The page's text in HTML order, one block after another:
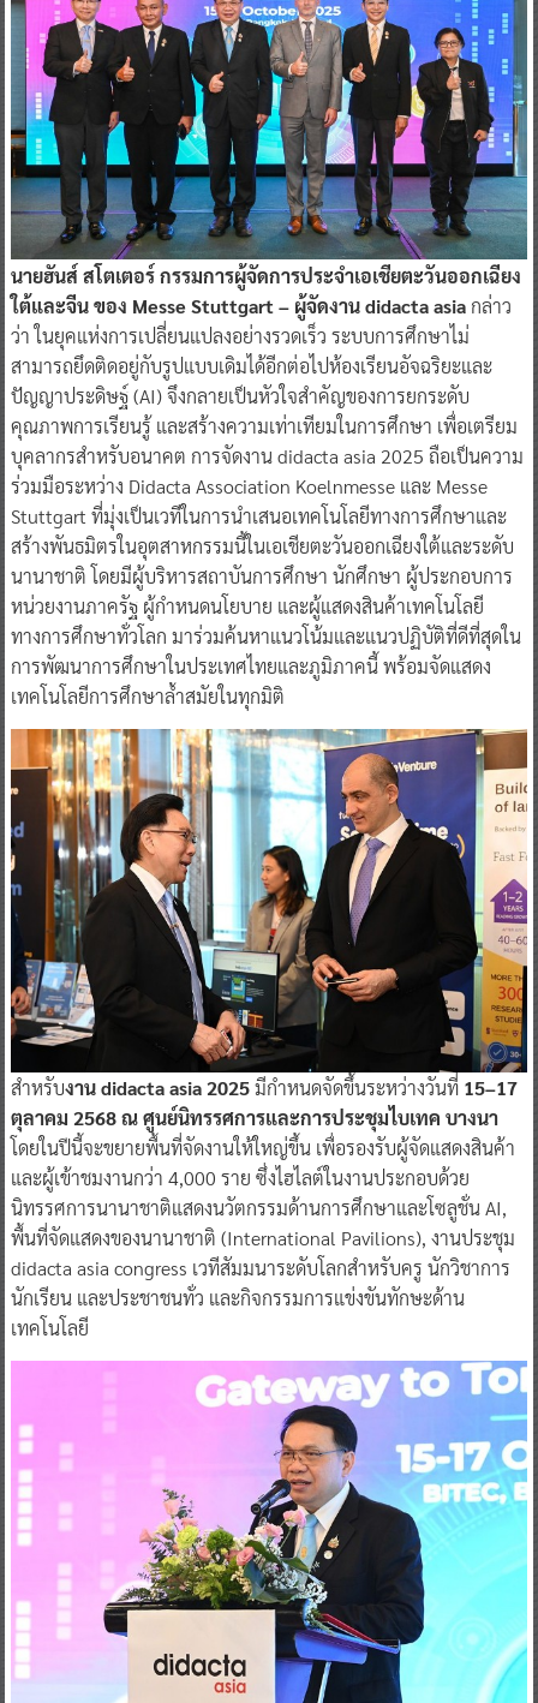
นายฮันส์ สโตเตอร์ กรรมการผู้จัดการประจำเอเชียตะวันออกเฉียง
ใต้และจีน ของ Messe Stuttgart – ผู้จัดงาน didacta asiaกล่าว
ว่า ในยุคแห่งการเปลี่ยนแปลงอย่างรวดเร็ว ระบบการศึกษาไม่
สามารถยึดติดอยู่กับรูปแบบเดิมได้อีกต่อไปห้องเรียนอัจฉริยะและ
ปัญญาประดิษฐ์ (AI) จึงกลายเป็นหัวใจสำคัญของการยกระดับ
คุณภาพการเรียนรู้ และสร้างความเท่าเทียมในการศึกษา เพื่อเตรียม
บุคลากรสำหรับอนาคต การจัดงาน didacta asia 2025 ถือเป็นความ
ร่วมมือระหว่าง Didacta Association Koelnmesse และ Messe
Stuttgart ที่มุ่งเป็นเวทีในการนำเสนอเทคโนโลยีทางการศึกษาและ
สร้างพันธมิตรในอุตสาหกรรมนี้ในเอเชียตะวันออกเฉียงใต้และระดับ
นานาชาติ โดยมีผู้บริหารสถาบันการศึกษา นักศึกษา ผู้ประกอบการ
หน่วยงานภาครัฐ ผู้กำหนดนโยบาย และผู้แสดงสินค้าเทคโนโลยี
ทางการศึกษาทั่วโลก มาร่วมค้นหาแนวโน้มและแนวปฏิบัติที่ดีที่สุดใน
การพัฒนาการศึกษาในประเทศไทยและภูมิภาคนี้ พร้อมจัดแสดง
เทคโนโลยีการศึกษาล้ำสมัยในทุกมิติ
สำหรับงาน didacta asia 2025มีกำหนดจัดขึ้นระหว่างวันที่ 15–17
ตุลาคม 2568 ณ ศูนย์นิทรรศการและการประชุมไบเทค บางนา
โดยในปีนี้จะขยายพื้นที่จัดงานให้ใหญ่ขึ้น เพื่อรองรับผู้จัดแสดงสินค้า
และผู้เข้าชมงานกว่า 4,000 ราย ซึ่งไฮไลต์ในงานประกอบด้วย
นิทรรศการนานาชาติแสดงนวัตกรรมด้านการศึกษาและโซลูชั่น AI,
พื้นที่จัดแสดงของนานาชาติ (International Pavilions), งานประชุม
didacta asia congress เวทีสัมมนาระดับโลกสำหรับครู นักวิชาการ
นักเรียน และประชาชนทั่ว และกิจกรรมการแข่งขันทักษะด้าน
เทคโนโลยี